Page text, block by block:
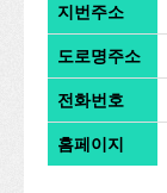
지번주소
도로명주소
전화번호
홈페이지